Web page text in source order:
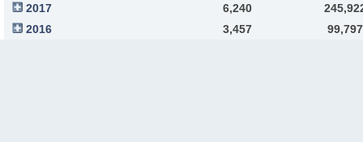
2017
6,240
2016
3,457 99,797